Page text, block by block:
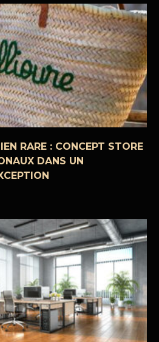
RARE : CONCEPT STORE
DANS UN